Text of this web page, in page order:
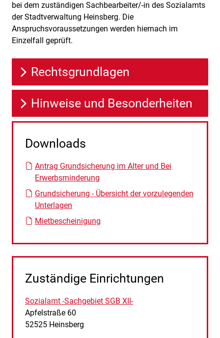
bei dem zuständigen Sachbearbeiter/-in des Sozialamts
der Stadtverwaltung Heinsberg. Die
Anspruchsvoraussetzungen werden hiernach im
Einzelfall geprüft.
Rechtsgrundlagen
Hinweise und Besonderheiten
Downloads
Antrag Grundsicherung im Alter und Bei
Erwerbsminderung
Grundsicherung - Übersicht der vorzulegenden
Unterlagen
Mietbescheinigung
Zuständige Einrichtungen
Sozialamt -Sachgebiet SGB XII-
Straße:
Apfelstraße Hausnummer:
60
PLZ:
52525 Ort:
Heinsberg